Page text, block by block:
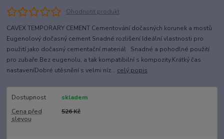
Ohodnotit produkt
CAVEX TEMPORARY CEMENT Cementování dočasných korunek a mostů
Eugenolový dočasný cement Snadné rozlišení Ideální vlastnosti pro
použití jako dočasný cementační materiál Snadné a pohodlné použití
pro zubaře.Bez eugenolu, a tak kompatibilní s kompozity.Krátký čas
nastaveníDobré utěsnění s velmi níz... celý popis
Dostupnost
skladem
Cena před
slevou
526 Kč